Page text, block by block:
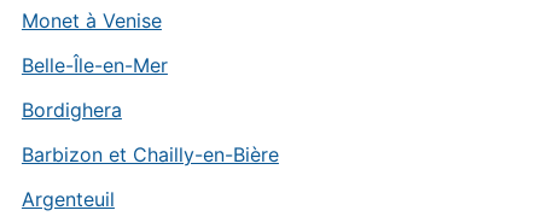
Monet à Venise
Belle-Île-en-Mer
Bordighera
Barbizon et Chailly-en-Bière
Argenteuil